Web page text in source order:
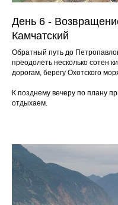
День 6 -
Камчатский
Обратный путь до
преодолеть несколько сотен
дорогам, берегу Охотского
К позднему вечеру по плану
отдыхаем.